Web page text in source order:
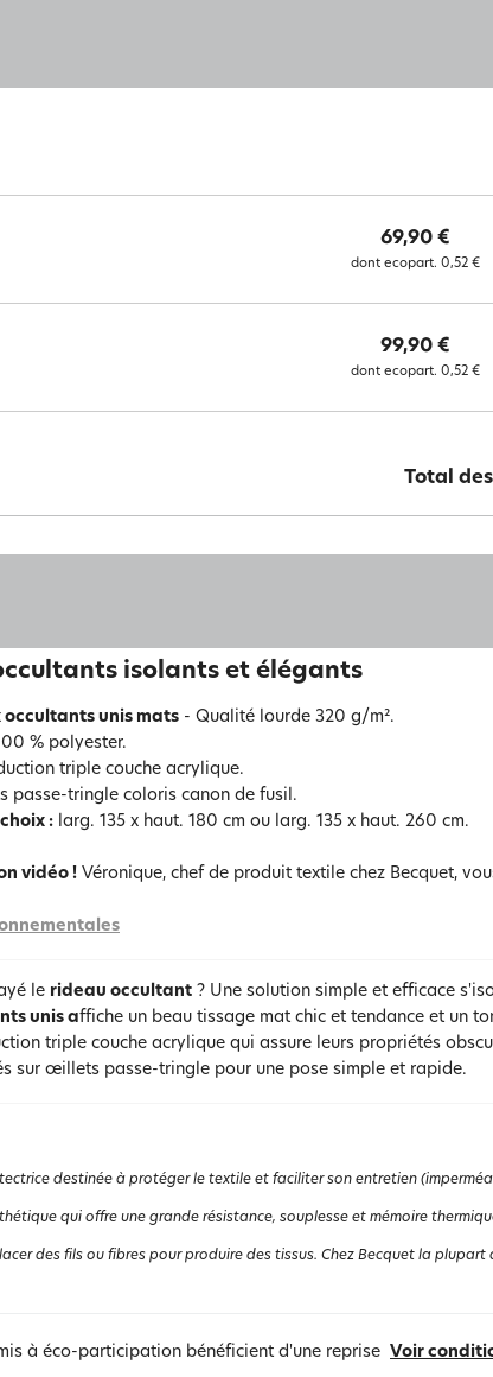
69,90 €
dont ecopart. 0,52 €
99,90 €
dont ecopart. 0,52 €
Total
isolants et élégants
unis mats - Qualité lourde 320 g/m².
% polyester.
triple couche acrylique.
passe-tringle coloris canon de fusil.
: larg. 135 x haut. 180 cm ou larg. 135 x haut. 260 cm.
vidéo ! Véronique, chef de produit textile chez Becquet,
le rideau occultant ? Une solution simple et efficace
unis affiche un beau tissage mat chic et tendance et un
triple couche acrylique qui assure leurs propriétés
sur œillets passe-tringle pour une pose simple et rapide.
destinée à protéger le textile et faciliter son entretien
qui offre une grande résistance, souplesse et mémoire
des fils ou fibres pour produire des tissus. Chez Becquet la plupart
à éco-participation bénéficient d'une reprise Voir